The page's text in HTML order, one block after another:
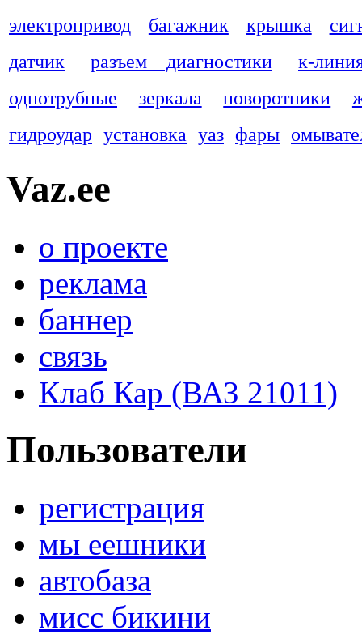
электропривод
багажник крышка
датчик
разъем диагностики
к-
однотрубные
зеркала поворотники
гидроудар установка уаз фары
Vaz.ee
о проекте
реклама
баннер
связь
Клаб Кар (ВАЗ 21011)
Пользователи
регистрация
мы еешники
автобаза
мисс бикини